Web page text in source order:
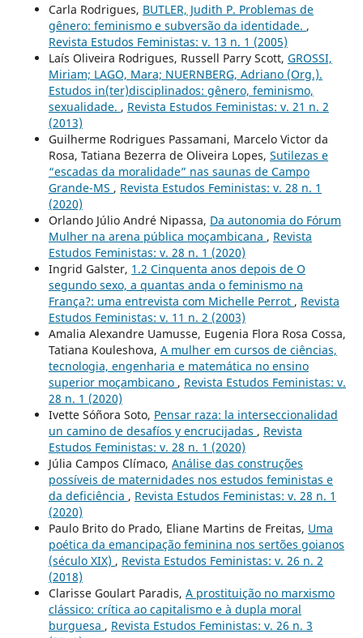
Carla Rodrigues, BUTLER, Judith P. Problemas de
gênero: feminismo e subversão da identidade. ,
Revista Estudos Feministas: v. 13 n. 1 (2005)
Laís Oliveira Rodrigues, Russell Parry Scott, GROSSI,
Miriam; LAGO, Mara; NUERNBERG, Adriano (Org.).
Estudos in(ter)disciplinados: gênero, feminismo,
sexualidade. , Revista Estudos Feministas: v. 21 n. 2
(2013)
Guilherme Rodrigues Passamani, Marcelo Victor da
Rosa, Tatiana Bezerra de Oliveira Lopes, Sutilezas e
“escadas da moralidade” nas saunas de Campo
Grande-MS , Revista Estudos Feministas: v. 28 n. 1
(2020)
Orlando Júlio André Nipassa, Da autonomia do Fórum
Mulher na arena pública moçambicana , Revista
Estudos Feministas: v. 28 n. 1 (2020)
Ingrid Galster, 1.2 Cinquenta anos depois de O
segundo sexo, a quantas anda o feminismo na
França?: uma entrevista com Michelle Perrot , Revista
Estudos Feministas: v. 11 n. 2 (2003)
Amalia Alexandre Uamusse, Eugenia Flora Rosa Cossa,
Tatiana Kouleshova, A mulher em cursos de ciências,
tecnologia, engenharia e matemática no ensino
superior moçambicano , Revista Estudos Feministas: v.
28 n. 1 (2020)
Ivette Sóñora Soto, Pensar raza: la interseccionalidad
un camino de desafíos y encrucijadas , Revista
Estudos Feministas: v. 28 n. 1 (2020)
Júlia Campos Clímaco, Análise das construções
possíveis de maternidades nos estudos feministas e
da deficiência , Revista Estudos Feministas: v. 28 n. 1
(2020)
Paulo Brito do Prado, Eliane Martins de Freitas, Uma
poética da emancipação feminina nos sertões goianos
(século XIX) , Revista Estudos Feministas: v. 26 n. 2
(2018)
Clarisse Goulart Paradis, A prostituição no marxismo
clássico: crítica ao capitalismo e à dupla moral
burguesa , Revista Estudos Feministas: v. 26 n. 3